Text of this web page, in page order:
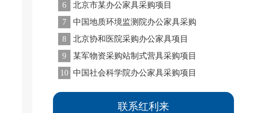
6
北京市某办公家具采购项目
7
中国地质环境监测院办公家具采购
8
北京协和医院采购办公家具项目
9
某军物资采购站制式营具采购项目
10 中国社会科学院办公家具采购项目
联系红利来